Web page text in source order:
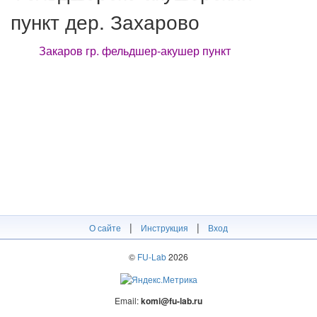
пункт дер. Захарово
Закаров гр. фельдшер-акушер пункт
О сайте | Инструкция | Вход
© FU-Lab2026
Email:komi@fu-lab.ru